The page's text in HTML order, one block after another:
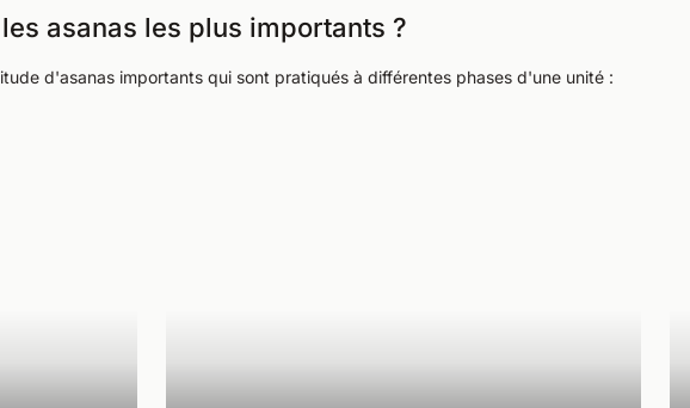
asanas les plus importants ?
d'asanas importants qui sont pratiqués à différentes phases d'une unité :